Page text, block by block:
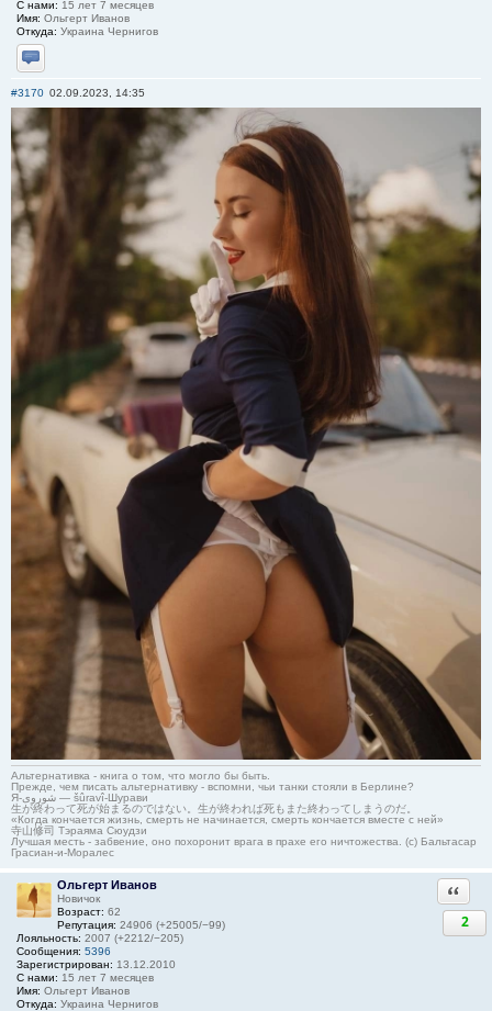
С нами: 15 лет 7 месяцев
Имя: Ольгерт Иванов
Откуда: Украина Чернигов
Отправить личное сообщение
#3170 02.09.2023, 14:35
Альтернативка - книга о том, что могло бы быть.
Прежде, чем писать альтернативку - вспомни, чьи танки стояли в Берлине?
Я-شوروی — šûravî-Шурави
生が終わって死が始まるのではない。生が終われば死もまた終わってしまうのだ。
«Когда кончается жизнь, смерть не начинается, смерть кончается вместе с ней»
寺山修司 Тэраяма Сюудзи
Лучшая месть - забвение, оно похоронит врага в прахе его ничтожества. (с) Бальтасар
Грасиан-и-Моралес
Ольгерт Иванов
Новичок
Возраст: 62
Репутация: 24906 (+25005/−99)
Лояльность: 2007 (+2212/−205)
Сообщения: 5396
Зарегистрирован: 13.12.2010
С нами: 15 лет 7 месяцев
Имя: Ольгерт Иванов
Откуда: Украина Чернигов
2